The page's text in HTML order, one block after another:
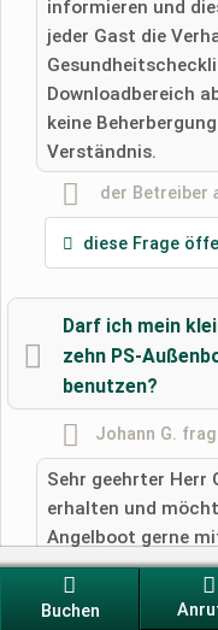
informieren und
jeder Gast die
Downloadbereich
keine
Verständnis.
der Betreiber
diese Frage
Darf ich mein
zehn PS-
benutzen?
Johann G.
Sehr geehrter Herr
erhalten und
Angelboot gerne
Mit freundlichen
Stephanie Berger
Buchen